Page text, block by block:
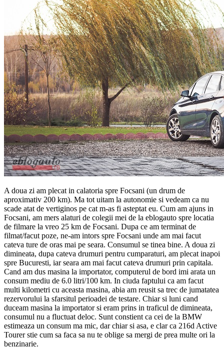
A doua zi am plecat in calatoria spre Focsani (un drum de
aproximativ 200 km). Ma tot uitam la autonomie si vedeam ca nu
scade atat de vertiginos pe cat m-as fi asteptat eu. Cum am ajuns in
Focsani, am mers alaturi de colegii mei de la eblogauto spre locatia
de filmare la vreo 25 km de Focsani. Dupa ce am terminat de
filmat/facut poze, ne-am intors spre Focsani unde am mai facut
cateva ture de oras mai pe seara. Consumul se tinea bine. A doua zi
dimineata, dupa cateva drumuri pentru cumparaturi, am plecat inapoi
spre Bucuresti, iar seara am mai facut cateva drumuri prin capitala.
Cand am dus masina la importator, computerul de bord imi arata un
consum mediu de 6.0 litri/100 km. In ciuda faptului ca am facut
multi kilometri cu aceasta masina, abia am reusit sa trec de jumatatea
rezervorului la sfarsitul perioadei de testare. Chiar si luni cand
duceam masina la importator si eram prins in traficul de dimineata,
consumul nu a fluctuat deloc. Sunt constient ca cei de la BMW
estimeaza un consum ma mic, dar chiar si asa, e clar ca 216d Active
Tourer stie cum sa faca sa nu te oblige sa mergi de prea multe ori la
benzinarie.